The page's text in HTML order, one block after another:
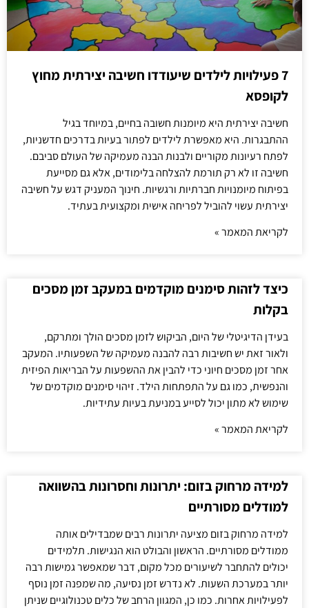
7 פעילויות לילדים שיעודדו חשיבה יצירתית מחוץ
לקופסא
חשיבה יצירתית היא מיומנות חשובה בחיים, במיוחד בגיל
ההתבגרות. היא מאפשרת לילדים לפתור בעיות בדרכים חדשניות,
לפתח רעיונות מקוריים ולבנות הבנה מעמיקה של העולם סביבם.
חשיבה זו לא רק תורמת להצלחה בלימודים, אלא גם מסייעת
בפיתוח מיומנויות חברתיות ורגשיות. חינוך המעניק דגש על חשיבה
יצירתית עשוי להוביל לפריחה אישית ומקצועית בעתיד.
לקריאת המאמר »
כיצד לזהות סימנים מוקדמים במעקב זמן מסכים
בקלות
בעידן הדיגיטלי של היום, הביקוש לזמן מסכים הולך ומתרקם,
ולאור זאת יש חשיבות רבה להבנה מעמיקה של השפעותיו. המעקב
אחר זמן מסכים חיוני כדי להבין את ההשפעות על הבריאות הפיזית
והנפשית, כמו גם על התפתחות הילד. זיהוי סימנים מוקדמים של
שימוש לא מתון יכול לסייע במניעת בעיות עתידיות.
לקריאת המאמר »
למידה מרחוק בזום: יתרונות וחסרונות בהשוואה
למודלים מסורתיים
למידה מרחוק בזום מציעה יתרונות רבים שמבדילים אותה
ממודלים מסורתיים. הראשון והבולט הוא הנגישות. תלמידים
יכולים להתחבר לשיעורים מכל מקום, דבר שמאפשר גמישות רבה
יותר במערכת השעות. לא נדרש זמן נסיעה, מה שמפנה זמן נוסף
לפעילויות אחרות. כמו כן, המגוון הרחב של כלים טכנולוגיים שניתן